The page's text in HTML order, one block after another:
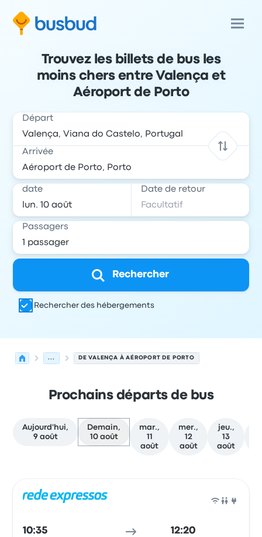
Trouvez les billets de bus les
moins chers entre Valença et
Aéroport de Porto
Départ
Arrivée
date Date de retour
Passagers
Rechercher
Rechercher des hébergements
... DE VALENÇA À AÉROPORT DE PORTO
Prochains départs de bus
Aujourd'hui,
9 août
Demain,
10 août
mar.,
11
août
mer.,
12
août
jeu.,
13
août
10:35 12:20